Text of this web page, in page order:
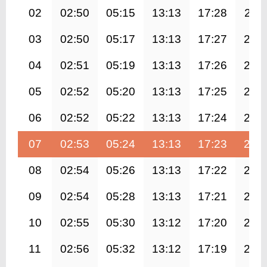
02 02:50 05:15 13:13 17:28
03 02:50 05:17 13:13 17:27
04 02:51 05:19 13:13 17:26
05 02:52 05:20 13:13 17:25
06 02:52 05:22 13:13 17:24
07 02:53 05:24 13:13 17:23
08 02:54 05:26 13:13 17:22
09 02:54 05:28 13:13 17:21
10 02:55 05:30 13:12 17:20
11 02:56 05:32 13:12 17:19